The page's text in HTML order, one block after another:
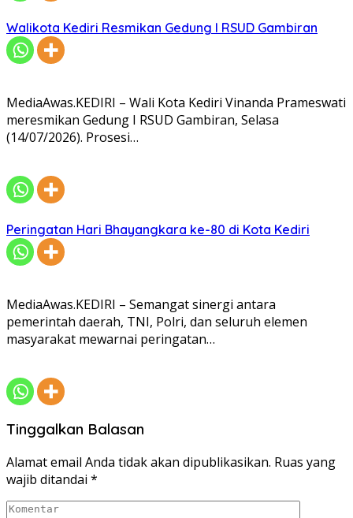
Walikota Kediri Resmikan Gedung I RSUD Gambiran
MediaAwas.KEDIRI – Wali Kota Kediri Vinanda Prameswati
meresmikan Gedung I RSUD Gambiran, Selasa
(14/07/2026). Prosesi…
Peringatan Hari Bhayangkara ke-80 di Kota Kediri
MediaAwas.KEDIRI – Semangat sinergi antara
pemerintah daerah, TNI, Polri, dan seluruh elemen
masyarakat mewarnai peringatan…
Tinggalkan Balasan
Alamat email Anda tidak akan dipublikasikan. Ruas yang
wajib ditandai *